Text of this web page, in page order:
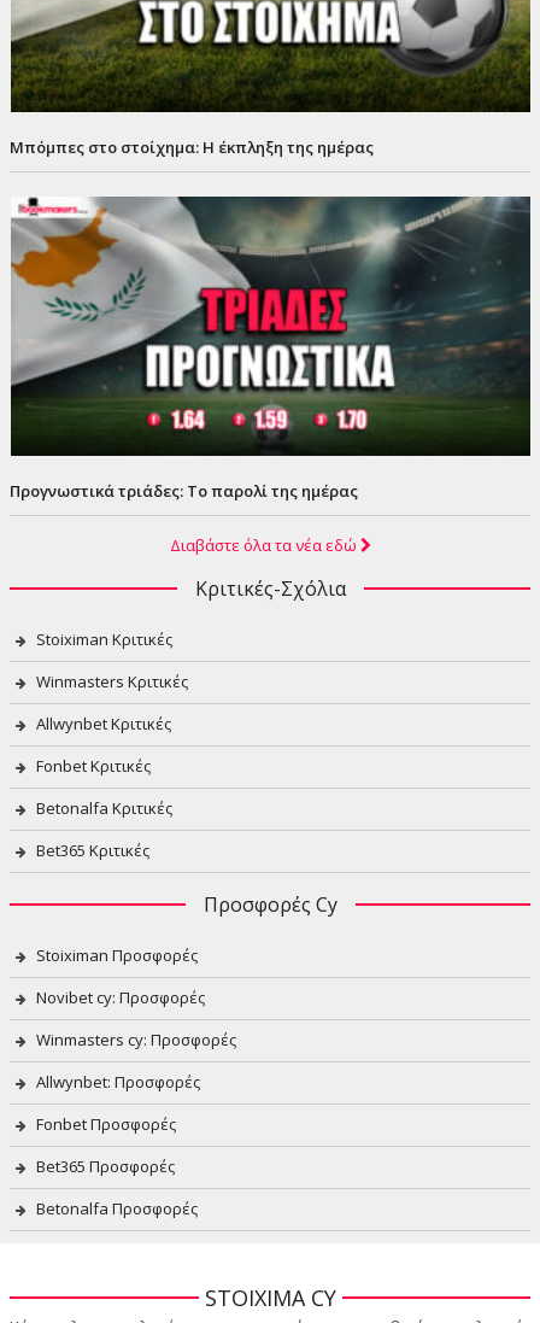
Μπόμπες στο στοίχημα: Η έκπληξη της ημέρας
Προγνωστικά τριάδες: Το παρολί της ημέρας
Διαβάστε όλα τα νέα εδώ
Κριτικές-Σχόλια
Stoiximan Κριτικές
Winmasters Κριτικές
Allwynbet Κριτικές
Fonbet Κριτικές
Betonalfa Κριτικές
Bet365 Κριτικές
Προσφορές Cy
Stoiximan Προσφορές
Novibet cy: Προσφορές
Winmasters cy: Προσφορές
Allwynbet: Προσφορές
Fonbet Προσφορές
Bet365 Προσφορές
Betonalfa Προσφορές
STOIXIMA CY